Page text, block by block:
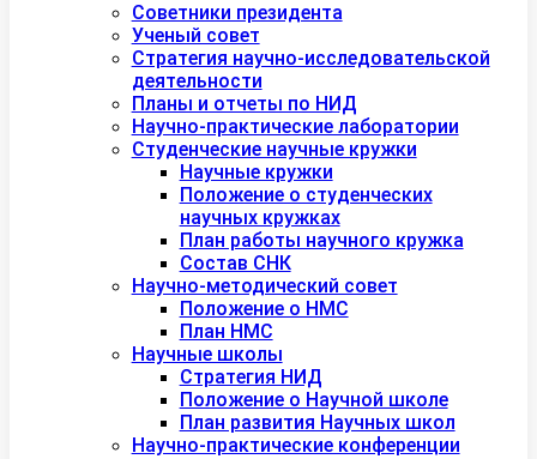
Советники президента
Ученый совет
Стратегия научно-исследовательской
деятельности
Планы и отчеты по НИД
Научно-практические лаборатории
Студенческие научные кружки
Научные кружки
Положение о студенческих
научных кружках
План работы научного кружка
Состав СНК
Научно-методический совет
Положение о НМС
План НМС
Научные школы
Стратегия НИД
Положение о Научной школе
План развития Научных школ
Научно-практические конференции